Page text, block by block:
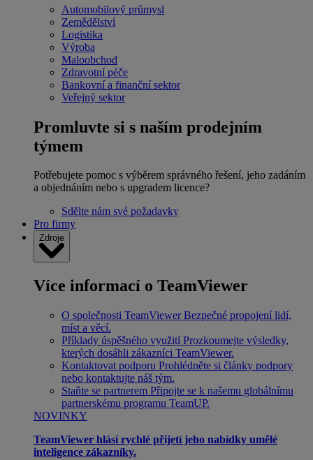
Automobilový průmysl
Zemědělství
Logistika
Výroba
Maloobchod
Zdravotní péče
Bankovní a finanční sektor
Veřejný sektor
Promluvte si s naším prodejním
týmem
Potřebujete pomoc s výběrem správného řešení, jeho zadáním
a objednáním nebo s upgradem licence?
Sdělte nám své požadavky
Pro firmy
Zdroje
Více informací o TeamViewer
O společnosti TeamViewer Bezpečné propojení lidí,
míst a věcí.
Příklady úspěšného využití Prozkoumejte výsledky,
kterých dosáhli zákazníci TeamViewer.
Kontaktovat podporu Prohlédněte si články podpory
nebo kontaktujte náš tým.
Staňte se partnerem Připojte se k našemu globálnímu
partnerskému programu TeamUP.
NOVINKY
TeamViewer hlásí rychlé přijetí jeho nabídky umělé
inteligence zákazníky.